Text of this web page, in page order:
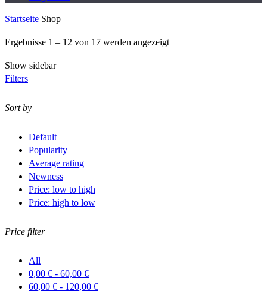
Startseite Shop
Ergebnisse 1 – 12 von 17 werden angezeigtNach
Show sidebar
Filters
Sort by
Default
Popularity
Average rating
Newness
Price: low to high
Price: high to low
Price filter
All
0,00 € - 60,00 €
60,00 € - 120,00 €